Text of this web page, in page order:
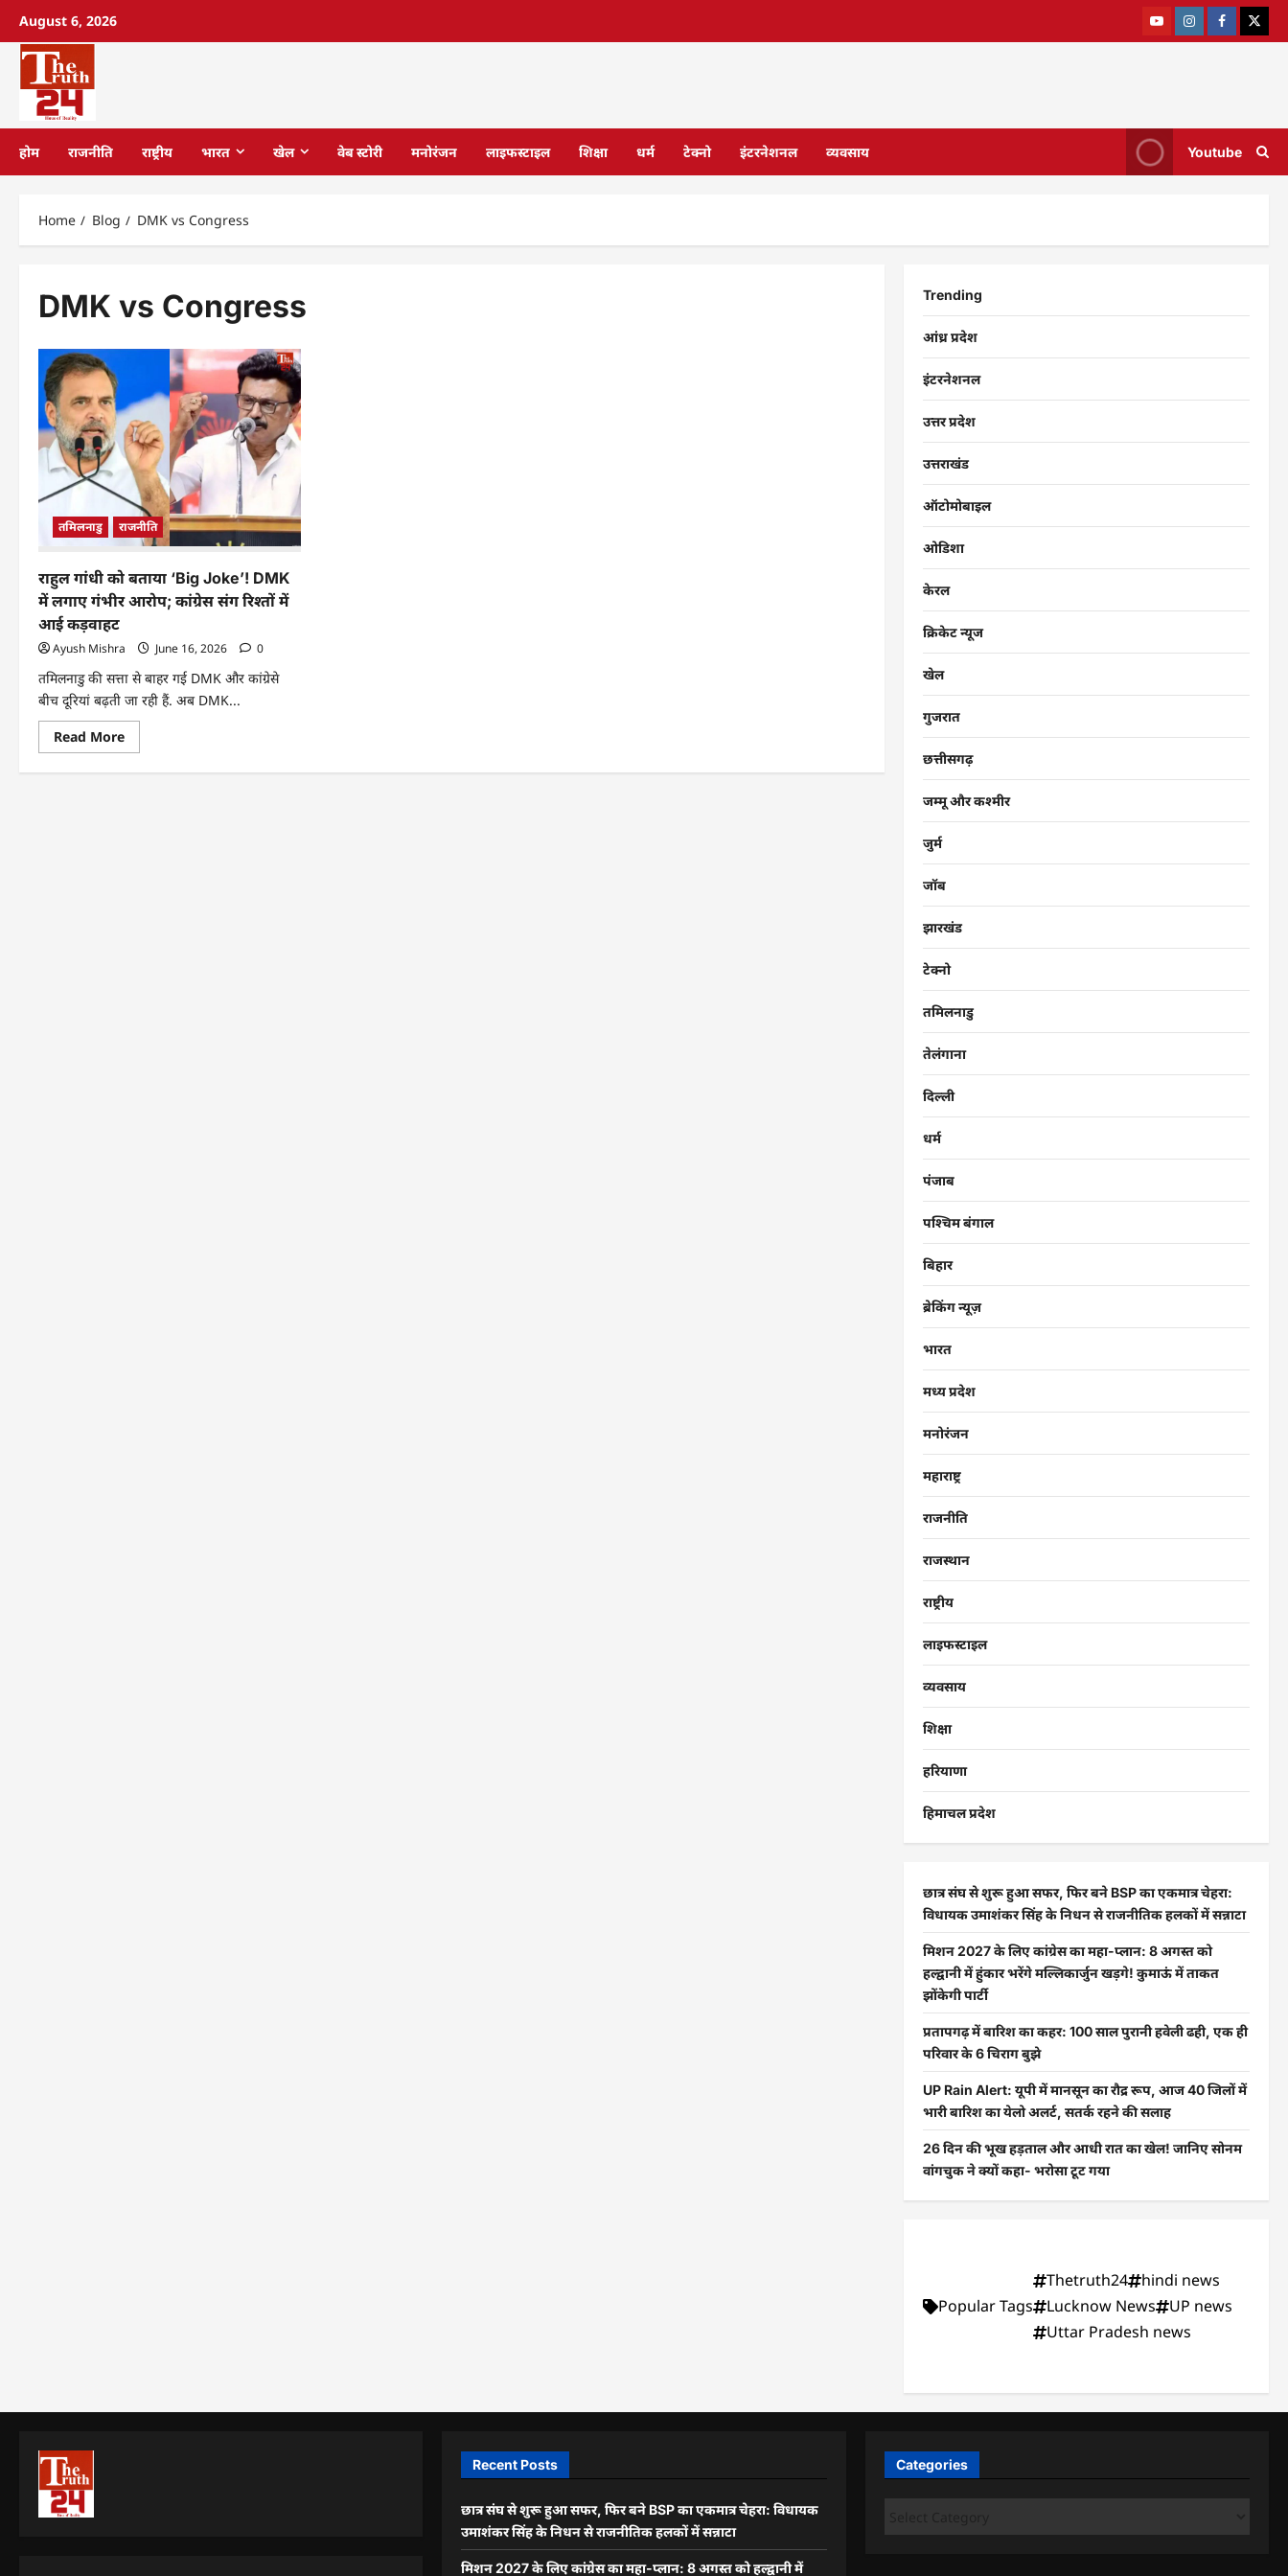
August 6, 2026
होम राजनीति राष्ट्रीय भारत खेल वेब स्टोरी मनोरंजन लाइफस्टाइल शिक्षा धर्म टेक्नो इंटरनेशनल व्यवसाय Youtube
Home Blog DMK vs Congress
DMK vs Congress
तमिलनाडु राजनीति
राहुल गांधी को बताया ‘Big Joke’! DMK
में लगाए गंभीर आरोप; कांग्रेस संग रिश्तों में
आई कड़वाहट
Ayush Mishra June 16, 2026 0
तमिलनाडु की सत्ता से बाहर गई DMK और कांग्रेसे
बीच दूरियां बढ़ती जा रही हैं. अब DMK...
Read More
Trending
आंध्र प्रदेश
इंटरनेशनल
उत्तर प्रदेश
उत्तराखंड
ऑटोमोबाइल
ओडिशा
केरल
क्रिकेट न्यूज
खेल
गुजरात
छत्तीसगढ़
जम्मू और कश्मीर
जुर्म
जॉब
झारखंड
टेक्नो
तमिलनाडु
तेलंगाना
दिल्ली
धर्म
पंजाब
पश्चिम बंगाल
बिहार
ब्रेकिंग न्यूज़
भारत
मध्य प्रदेश
मनोरंजन
महाराष्ट्र
राजनीति
राजस्थान
राष्ट्रीय
लाइफस्टाइल
व्यवसाय
शिक्षा
हरियाणा
हिमाचल प्रदेश
छात्र संघ से शुरू हुआ सफर, फिर बने BSP का एकमात्र चेहरा:
विधायक उमाशंकर सिंह के निधन से राजनीतिक हलकों में सन्नाटा
मिशन 2027 के लिए कांग्रेस का महा-प्लान: 8 अगस्त को
हल्द्वानी में हुंकार भरेंगे मल्लिकार्जुन खड़गे! कुमाऊं में ताकत
झोंकेगी पार्टी
प्रतापगढ़ में बारिश का कहर: 100 साल पुरानी हवेली ढही, एक ही
परिवार के 6 चिराग बुझे
UP Rain Alert: यूपी में मानसून का रौद्र रूप, आज 40 जिलों में
भारी बारिश का येलो अलर्ट, सतर्क रहने की सलाह
26 दिन की भूख हड़ताल और आधी रात का खेल! जानिए सोनम
वांगचुक ने क्यों कहा- भरोसा टूट गया
Popular Tags
Thetruth24
hindi news
Lucknow News
UP news
Uttar Pradesh news
Recent Posts
छात्र संघ से शुरू हुआ सफर, फिर बने BSP का एकमात्र चेहरा: विधायक
उमाशंकर सिंह के निधन से राजनीतिक हलकों में सन्नाटा
मिशन 2027 के लिए कांग्रेस का महा-प्लान: 8 अगस्त को हल्द्वानी में
Categories